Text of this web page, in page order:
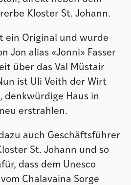
Kloster St. Johann.
ein Original und wurde
Jon alias «Jonni» Fasser
über das Val Müstair
ist Uli Veith der Wirt
denkwürdige Haus in
erstrahlen.
auch Geschäftsführer
St. Johann und so
dass dem Unesco
Chalavaina Sorge